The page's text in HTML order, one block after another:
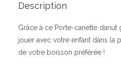
Description
Grâce à ce Porte-canette
jouer avec votre enfant dans la
de votre boisson préférée !